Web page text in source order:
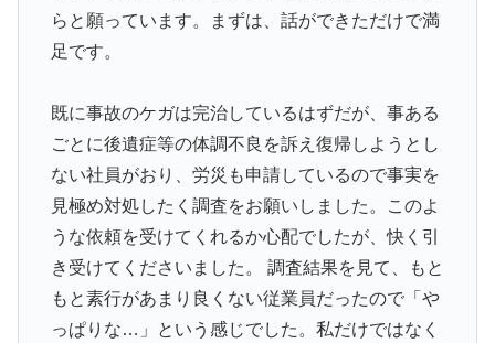
らと願っています。まずは、話ができただけで満
足です。
既に事故のケガは完治しているはずだが、事ある
ごとに後遺症等の体調不良を訴え復帰しようとし
ない社員がおり、労災も申請しているので事実を
見極め対処したく調査をお願いしました。このよ
うな依頼を受けてくれるか心配でしたが、快く引
き受けてくださいました。 調査結果を見て、もと
もと素行があまり良くない従業員だったので「や
っぱりな…」という感じでした。私だけではなく